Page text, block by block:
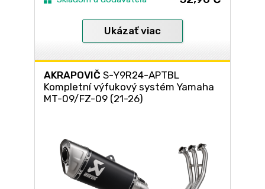
Ukázať viac
AKRAPOVIČ S-Y9R24-APTBL
Kompletní výfukový systém Yamaha
MT-09/FZ-09 (21-26)